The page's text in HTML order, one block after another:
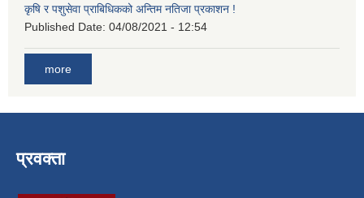
कृषि र पशुसेवा प्राबिधिकको अन्तिम नतिजा प्रकाशन !
Published Date: 04/08/2021 - 12:54
more
प्रवक्ता